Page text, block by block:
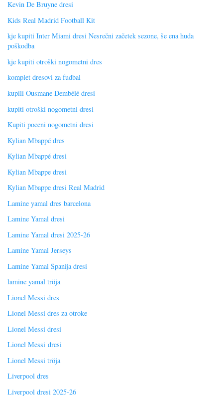
Kevin De Bruyne dresi
Kids Real Madrid Football Kit
kje kupiti Inter Miami dresi Nesrečni začetek sezone, še ena huda
poškodba
kje kupiti otroški nogometni dres
komplet dresovi za fudbal
kupili Ousmane Dembélé dresi
kupiti otroški nogometni dresi
Kupiti poceni nogometni dresi
Kylian Mbappé dres
Kylian Mbappé dresi
Kylian Mbappe dresi
Kylian Mbappe dresi Real Madrid
Lamine yamal dres barcelona
Lamine Yamal dresi
Lamine Yamal dresi 2025-26
Lamine Yamal Jerseys
Lamine Yamal Španija dresi
lamine yamal tröja
Lionel Messi dres
Lionel Messi dres za otroke
Lionel Messi dresi
Lionel Messi dresi
Lionel Messi tröja
Liverpool dres
Liverpool dresi 2025-26